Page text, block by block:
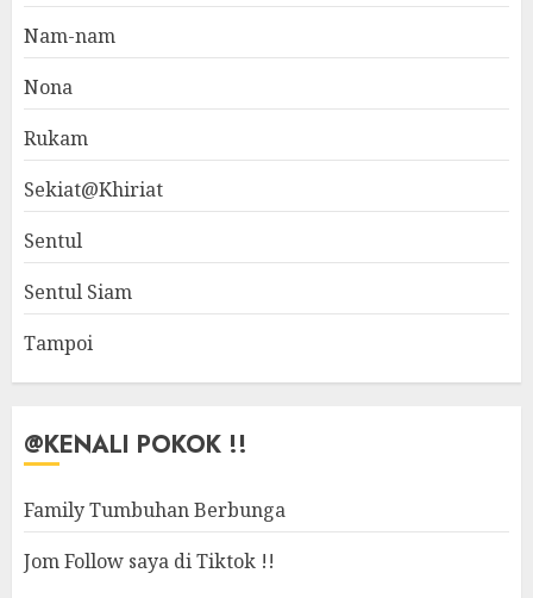
Nam-nam
Nona
Rukam
Sekiat@Khiriat
Sentul
Sentul Siam
Tampoi
@KENALI POKOK !!
Family Tumbuhan Berbunga
Jom Follow saya di Tiktok !!